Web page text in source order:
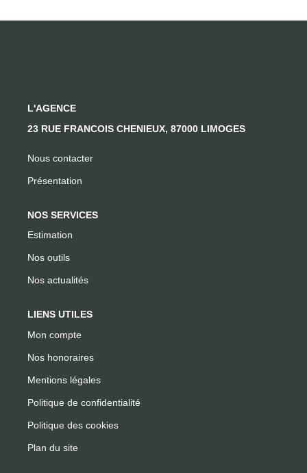
L'AGENCE
23 RUE FRANCOIS CHENIEUX, 87000 LIMOGES
Nous contacter
Présentation
NOS SERVICES
Estimation
Nos outils
Nos actualités
LIENS UTILES
Mon compte
Nos honoraires
Mentions légales
Politique de confidentialité
Politique des cookies
Plan du site